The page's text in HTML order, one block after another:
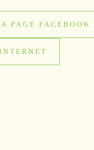
PAGE FACEBOOK